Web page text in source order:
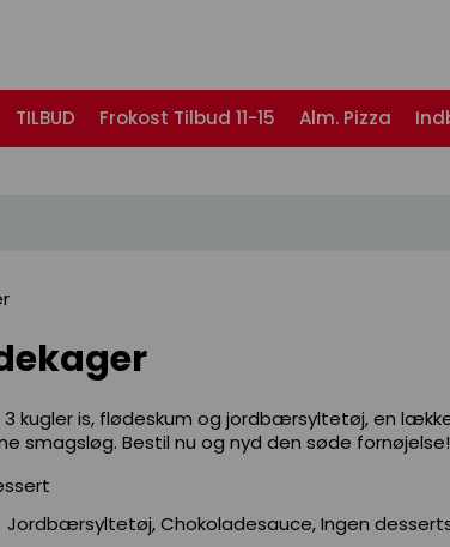
TILBUD Frokost Tilbud 11-15 Alm. Pizza
kugler is, flødeskum og jordbærsyltetøj, en
smagsløg. Bestil nu og nyd den søde fornøjelse!
Jordbærsyltetøj, Chokoladesauce, Ingen